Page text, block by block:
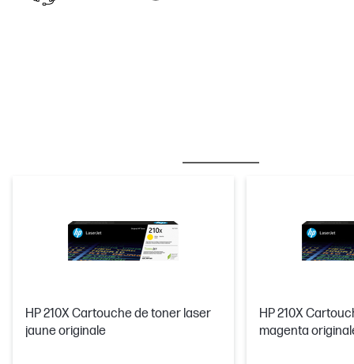
HP 210X Cartouche de toner laser
jaune originale
HP 210X
magenta